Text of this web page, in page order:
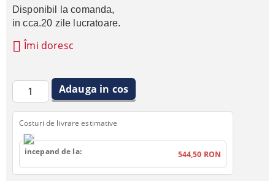
Disponibil la comanda,
in cca.20 zile lucratoare.
Îmi doresc
Costuri de livrare estimative
incepand de la: 544,50 RON